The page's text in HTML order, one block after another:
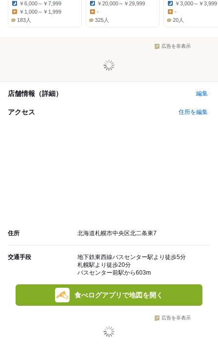
Dinner:
￥6,000～￥7,999
￥1,000～￥1,999
183人
Dinner:
￥20,000～￥29,999
-
325人
Dinner:
￥3,000～￥3,999
Lunch:
-
20人
広告を非表示
店舗情報（詳細） 編集
アクセス 住所を編集
住所 北海道札幌市中央区北二条東7
交通手段
地下鉄東西線バスセンター駅より徒歩5分
札幌駅より徒歩20分
バスセンター前駅から603m
食べログアプリで地図を開く
広告を非表示